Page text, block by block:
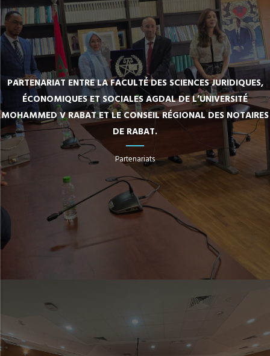
PARTENARIAT ENTRE LA FACULTÉ DES SCIENCES JURIDIQUES,
ÉCONOMIQUES ET SOCIALES AGDAL DE L’UNIVERSITÉ
MOHAMMED V RABAT ET LE CONSEIL RÉGIONAL DES NOTAIRES
DE RABAT.
Partenariats